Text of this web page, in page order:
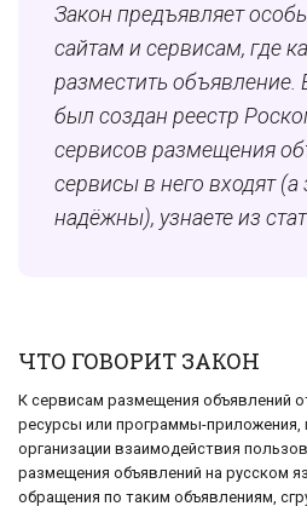
Закон предъявляет
сайтам и сервисам, где
разместить объявление.
был создан реестр
сервисов размещения
сервисы в него входят (а
надёжны), узнаете из
ЧТО ГОВОРИТ ЗАКОН
К сервисам размещения объявлений
ресурсы или программы-приложения,
организации взаимодействия
размещения объявлений на русском
обращения по таким объявлениям,